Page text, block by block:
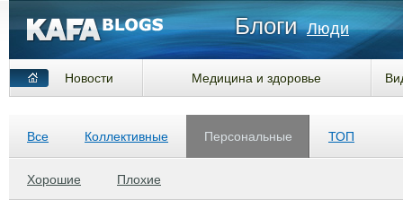
Блоги Люди
Новости Медицина и здоровье
Все Коллективные Персональные
Хорошие Плохие
ТОП